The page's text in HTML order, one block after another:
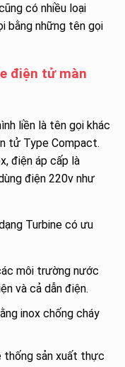
có nhiều loại
bằng những tên gọi
điện tử màn
liền là tên gọi khác
tử Type Compact.
điện áp cấp là
điện 220v như
Turbine có ưu
môi trường nước
và cả dẫn điện.
inox chống cháy
thống sản xuất thực